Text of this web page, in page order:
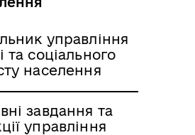
управління
та соціального
населення
завдання та
управління